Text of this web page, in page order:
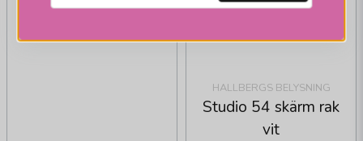
HALLBERGS BELYSNING
Studio 54 skärm rak
vit